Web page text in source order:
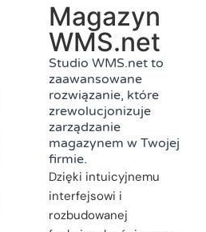
Magazyn
WMS.net
Studio WMS.net to
zaawansowane
rozwiązanie, które
zrewolucjonizuje
zarządzanie
magazynem w Twojej
firmie.
Dzięki intuicyjnemu
interfejsowi i
rozbudowanej